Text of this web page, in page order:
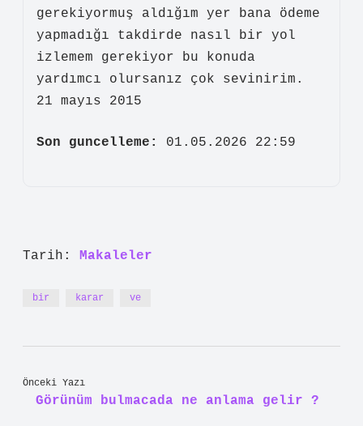
gerekiyormuş aldığım yer bana ödeme
yapmadığı takdirde nasıl bir yol
izlemem gerekiyor bu konuda
yardımcı olursanız çok sevinirim.
21 mayıs 2015
Son guncelleme: 01.05.2026 22:59
Tarih: Makaleler
bir karar ve
Önceki Yazı
Görünüm bulmacada ne anlama gelir ?